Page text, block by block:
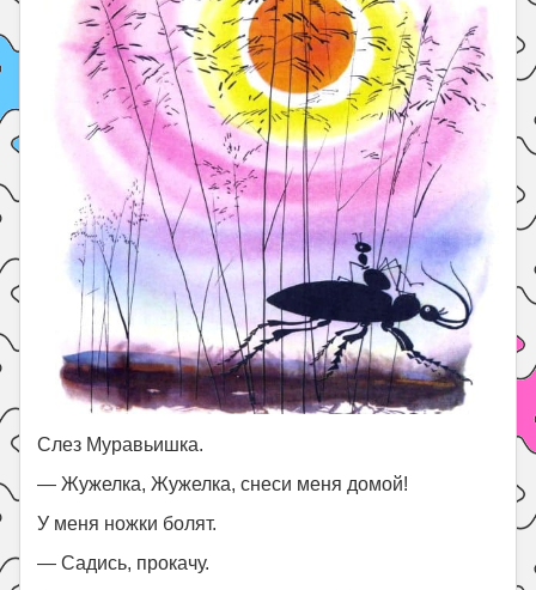
Слез Муравьишка.
— Жужелка, Жужелка, снеси меня домой!
У меня ножки болят.
— Садись, прокачу.